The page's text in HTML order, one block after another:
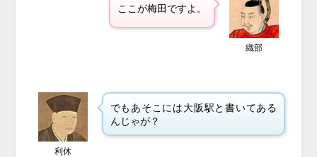
ここが梅田ですよ。
織部
利休
でもあそこには大阪駅と書いてある
んじゃが？